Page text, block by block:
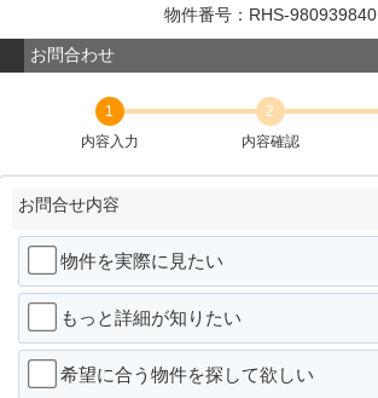
物件番号：RHS-980939840
お問合わせ
1
内容入力
2
内容確認
お問合せ内容
物件を実際に見たい
もっと詳細が知りたい
希望に合う物件を探して欲しい